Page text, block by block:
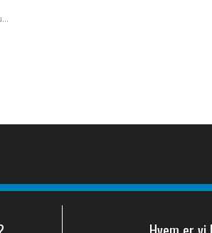
Jack Casady Bass Sparkling Burgundy